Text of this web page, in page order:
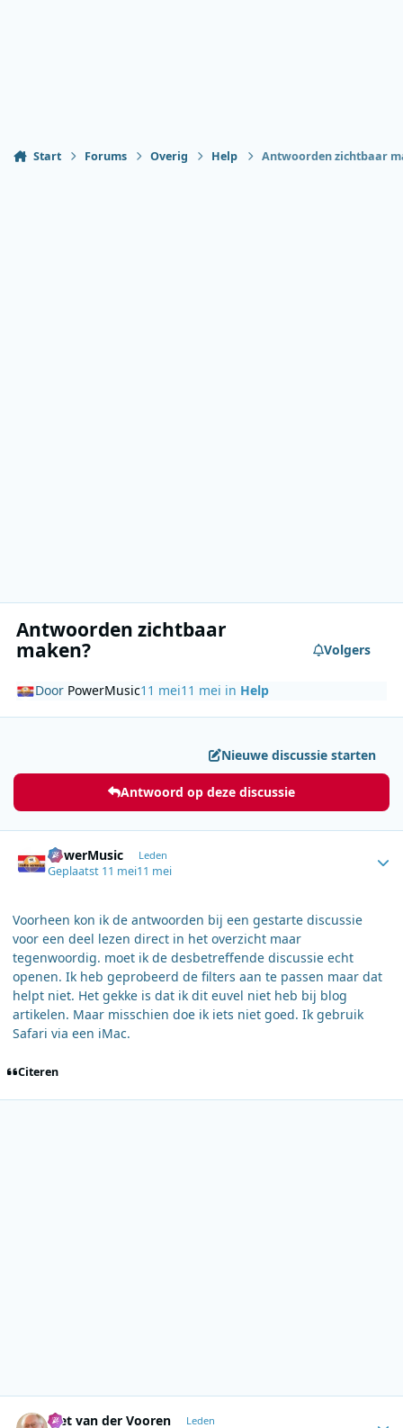
Start Forums Overig Help Antwoorden zichtbaar
Antwoorden zichtbaar
maken?
Volgers
Door PowerMusic11 mei11 mei in Help
Nieuwe discussie starten
Antwoord op deze discussie
PowerMusic Leden
Geplaatst 11 mei11 mei
Voorheen kon ik de antwoorden bij een gestarte discussie
voor een deel lezen direct in het overzicht maar
tegenwoordig. moet ik de desbetreffende discussie echt
openen. Ik heb geprobeerd de filters aan te passen maar dat
helpt niet. Het gekke is dat ik dit euvel niet heb bij blog
artikelen. Maar misschien doe ik iets niet goed. Ik gebruik
Safari via een iMac.
Citeren
Piet van der Vooren Leden